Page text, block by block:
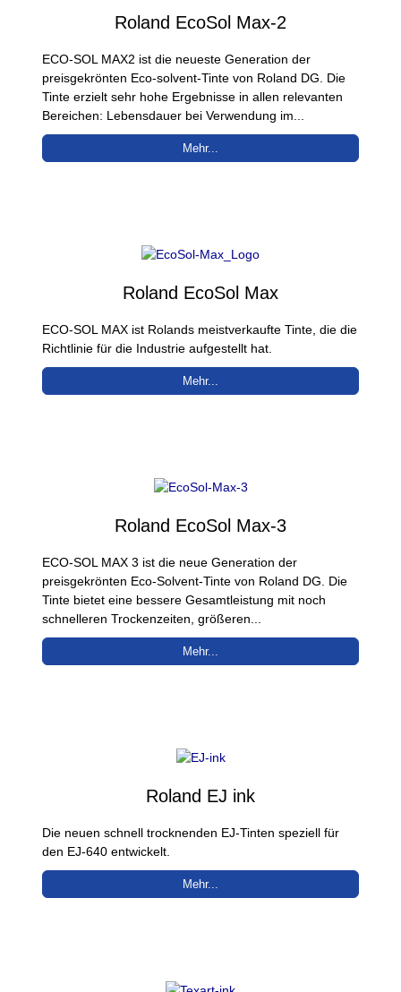
Roland EcoSol Max-2
ECO-SOL MAX2 ist die neueste Generation der
preisgekrönten Eco-solvent-Tinte von Roland DG. Die
Tinte erzielt sehr hohe Ergebnisse in allen relevanten
Bereichen: Lebensdauer bei Verwendung im...
Mehr...
Roland EcoSol Max
ECO-SOL MAX ist Rolands meistverkaufte Tinte, die die
Richtlinie für die Industrie aufgestellt hat.
Mehr...
Roland EcoSol Max-3
ECO-SOL MAX 3 ist die neue Generation der
preisgekrönten Eco-Solvent-Tinte von Roland DG. Die
Tinte bietet eine bessere Gesamtleistung mit noch
schnelleren Trockenzeiten, größeren...
Mehr...
Roland EJ ink
Die neuen schnell trocknenden EJ-Tinten speziell für
den EJ-640 entwickelt.
Mehr...